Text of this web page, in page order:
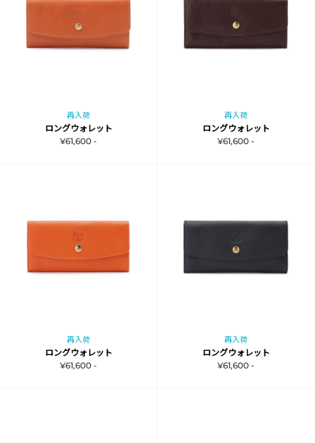
再入荷
ロングウォレット
¥61,600 -
再入荷
ロングウォレット
¥61,600 -
再入荷
ロングウォレット
¥61,600 -
再入荷
ロングウォレット
¥61,600 -